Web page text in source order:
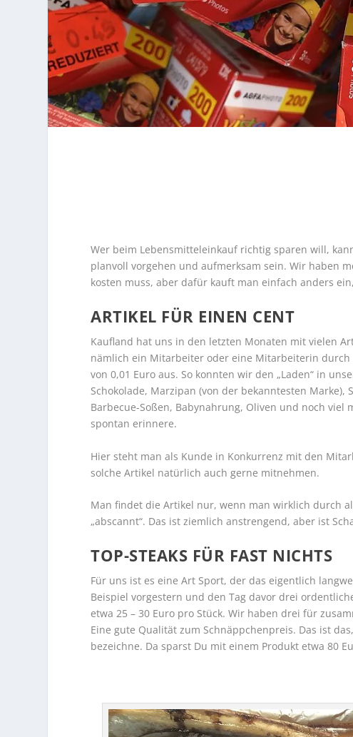
Wer beim Lebensmitteleinkauf richtig sparen will,
planvoll vorgehen und aufmerksam sein. Wir haben
kosten muss, aber dafür kauft man einfach anders
ARTIKEL FÜR EINEN CENT
Kaufland hat uns in den letzten Monaten mit vielen
nämlich ein Mitarbeiter oder eine Mitarbeiterin
von 0,01 Euro aus. So konnten wir den „Laden“ in
Schokolade, Marzipan (von der bekanntesten
Barbecue-Soßen, Babynahrung, Oliven und noch
spontan erinnere.
Hier steht man als Kunde in Konkurrenz mit den
solche Artikel natürlich auch gerne mitnehmen.
Man findet die Artikel nur, wenn man wirklich durch
„abscannt“. Das ist ziemlich anstrengend, aber ist
TOP-STEAKS FÜR FAST NICHTS
Für uns ist es eine Art Sport, der das eigentlich
Beispiel vorgestern und den Tag davor drei
etwa 25 – 30 Euro pro Stück. Wir haben drei für
Eine gute Qualität zum Schnäppchenpreis. Das ist
bezeichne. Da sparst Du mit einem Produkt etwa 80